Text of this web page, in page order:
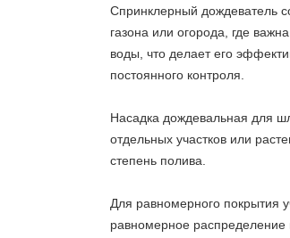
Спринклерный дождеватель
газона или огорода, где
воды, что делает его
постоянного контроля.
Насадка дождевальная для
отдельных участков или
степень полива.
Для равномерного покрытия
равномерное распределение